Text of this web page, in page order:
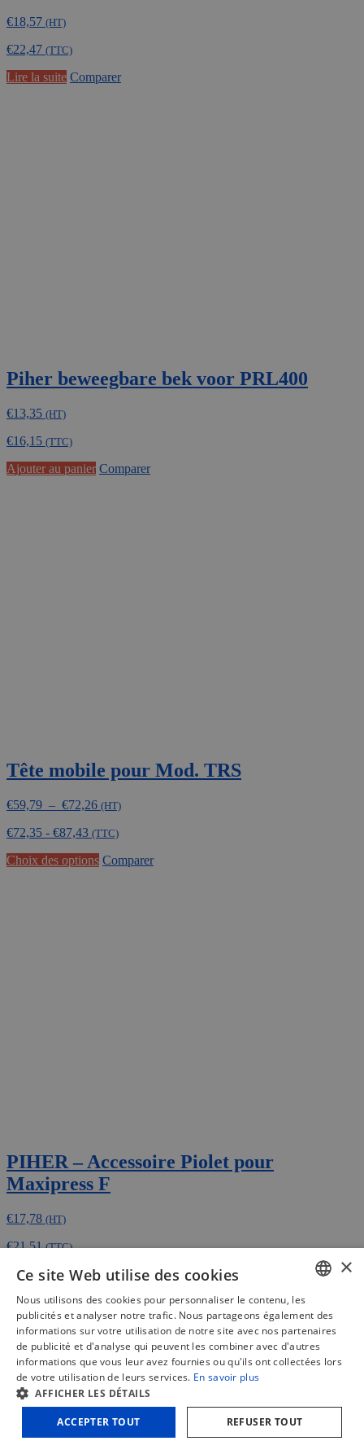
€18,57 (HT)
€22,47 (TTC)
Lire la suite Comparer
Piher beweegbare bek voor PRL400
€13,35 (HT)
€16,15 (TTC)
Ajouter au panier Comparer
Tête mobile pour Mod. TRS
€59,79 – €72,26Plage
prix :
à
(HT)
€72,35 - €87,43 (TTC)
Choix des options Ce
Comparer
PIHER – Accessoire Piolet pour
Maxipress F
€17,78 (HT)
€21,51(TTC)
Ajouter au panier Comparer
DUTCH
FRENCH
ENGLISH
×
Ce site Web utilise des cookies
Nous utilisons des cookies pour personnaliser le contenu, les
publicités et analyser notre trafic. Nous partageons également des
informations sur votre utilisation de notre site avec nos partenaires
de publicité et d'analyse qui peuvent les combiner avec d'autres
informations que vous leur avez fournies ou qu'ils ont collectées lors
de votre utilisation de leurs services. En savoir plus
AFFICHER LES DÉTAILS
ACCEPTER TOUT REFUSER TOUT